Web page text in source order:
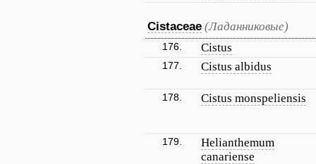
Cistaceae (Ладанниковые)
176. Cistus
177. Cistus albidus
178. Cistus monspeliensis
179.
Helianthemum
canariense